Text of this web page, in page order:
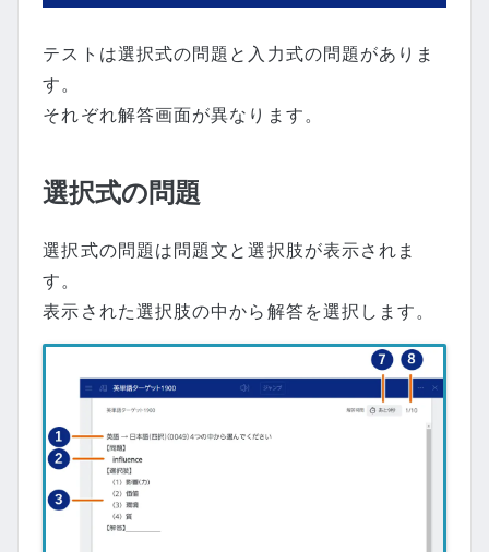
テストは選択式の問題と入力式の問題がありま
す。
それぞれ解答画面が異なります。
選択式の問題
選択式の問題は問題文と選択肢が表示されま
す。
表示された選択肢の中から解答を選択します。